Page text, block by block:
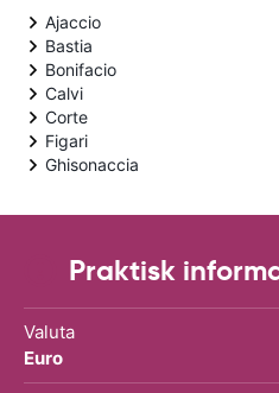
Ajaccio
Bastia
Bonifacio
Calvi
Corte
Figari
Ghisonaccia
Praktisk
Valuta
Euro